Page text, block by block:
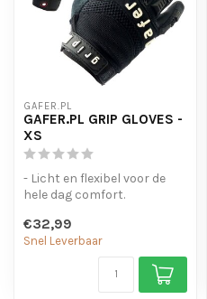
GAFER.PL
GAFER.PL GRIP GLOVES -
XS
- Licht en flexibel voor de
hele dag comfort.
vinger to...
€32,99
Snel Leverbaar